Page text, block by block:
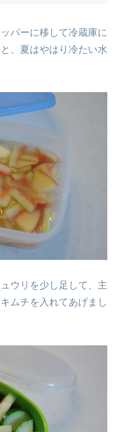
パーに移して冷蔵庫に
、夏はやはり冷たい水
ウリを少し足して、主
ムチを入れてあげまし